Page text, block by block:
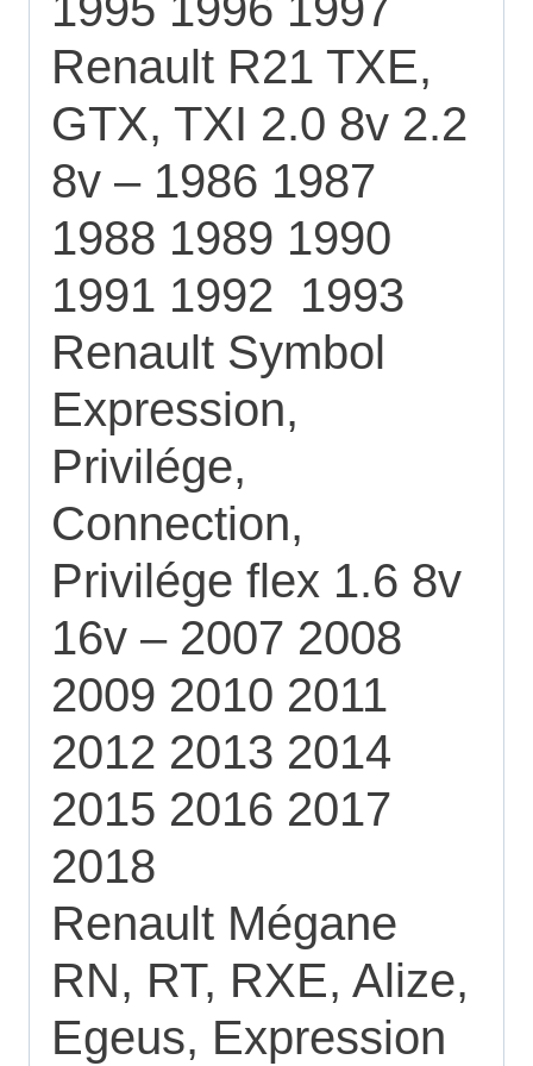
Renault R21 TXE,
GTX, TXI 2.0 8v 2.2
8v – 1986 1987
1988 1989 1990
1991 1992 1993
Renault Symbol
Expression,
Privilége,
Connection,
Privilége flex 1.6 8v
16v – 2007 2008
2009 2010 2011
2012 2013 2014
2015 2016 2017
2018
Renault Mégane
RN, RT, RXE, Alize,
Egeus, Expression